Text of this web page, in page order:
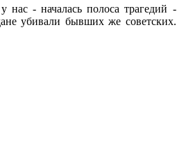
- началась полоса трагедий -
убивали бывших же советских.